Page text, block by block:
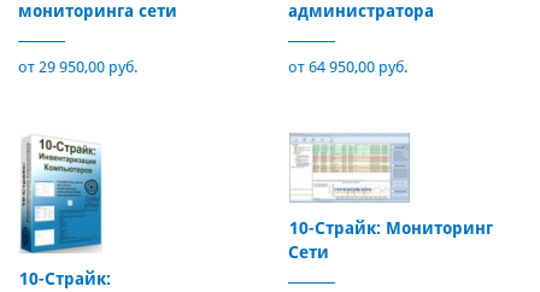
мониторинга сети
от 29 950,00 руб.
администратора
от 64 950,00 руб.
10-Страйк:
10-Страйк: Мониторинг
Сети